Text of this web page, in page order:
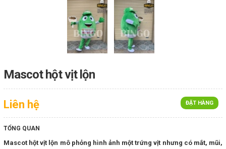
Mascot hột vịt lộn
ĐẶT HÀNG
Liên hệ
TỔNG QUAN
Mascot hột vịt lộn mô phỏng hình ảnh một trứng vịt nhưng có mắt, mũi,